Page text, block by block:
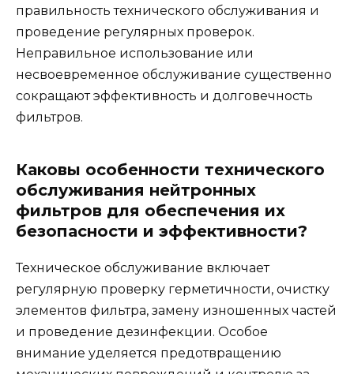
правильность технического обслуживания и
проведение регулярных проверок.
Неправильное использование или
несвоевременное обслуживание существенно
сокращают эффективность и долговечность
фильтров.
Каковы особенности технического
обслуживания нейтронных
фильтров для обеспечения их
безопасности и эффективности?
Техническое обслуживание включает
регулярную проверку герметичности, очистку
элементов фильтра, замену изношенных частей
и проведение дезинфекции. Особое
внимание уделяется предотвращению